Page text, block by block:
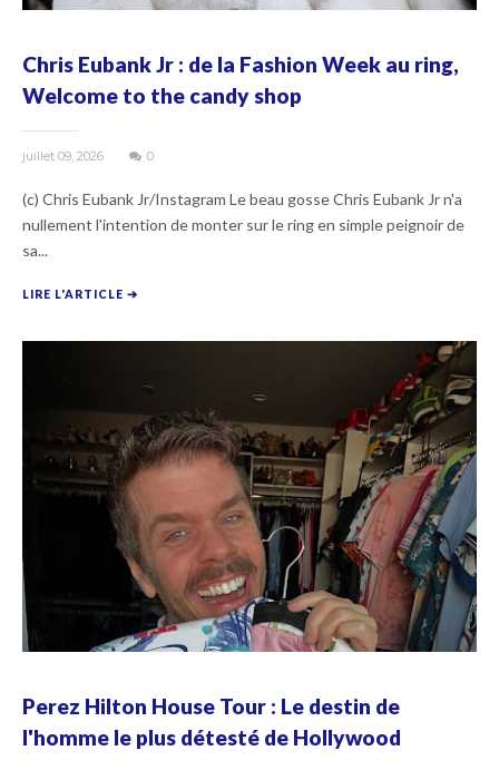
Chris Eubank Jr : de la Fashion Week au ring,
Welcome to the candy shop
juillet 09, 2026 0
(c) Chris Eubank Jr/Instagram Le beau gosse Chris Eubank Jr n'a
nullement l'intention de monter sur le ring en simple peignoir de
sa...
LIRE L'ARTICLE ➔
Perez Hilton House Tour : Le destin de
l'homme le plus détesté de Hollywood